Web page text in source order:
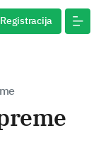
Registracija